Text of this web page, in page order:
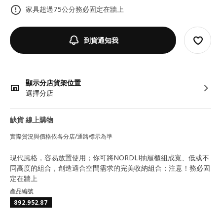
家具超過75公分務必固定在牆上
到貨通知我
顯示分店貨架位置
選擇分店
缺貨 線上購物
實際貨況與價格依各分店/通路標示為準
現代風格，容易放置使用；你可將NORDLI抽屜櫃組成寬、低或不
同高度的組合，創造適合空間需求的完美收納組合；注意！務必固
定在牆上
產品編號
892.952.87